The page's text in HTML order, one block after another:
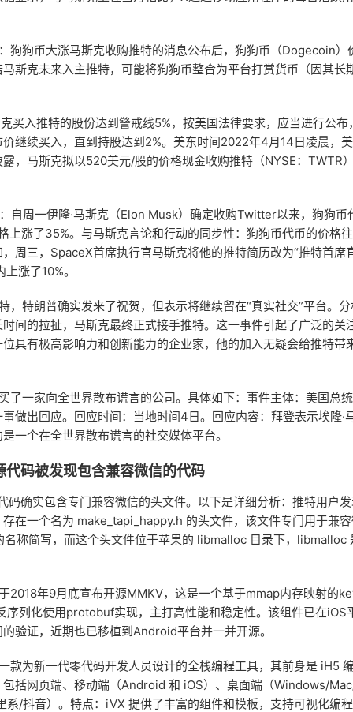
狗狗币大涨马斯克收购推特的消息公布后，狗狗币（Dogecoin）
斯克未来入主推特，可能将狗狗币整合为平台打赏货币（因其长
买入推特的股份达到警戒线5%，按美国法律要求，应当进行公布
继续买入，直到持股达到2%。美东时间2022年4月14日凌晨，
，马斯克拟以520美元/股的价格现金收购推特（NYSE：TWTR
自周一伊隆·马斯克（Elon Musk）确定收购Twitter以来，狗狗币
上涨了35%。与马斯克言论和行动的同步性：狗狗币代币的价格
周三，SpaceX首席执行官马斯克将他的推特简历改为“推特首席
涨了10%。
，特朗普确实发来了祝贺，但表示将继续留在“真实社交”平台。
间的拉扯，马斯克最终正式接手推特。这一事件引起了广泛的关
具有极高影响力和创新能力的企业家，他的加入无疑会给推特带
了一家向全世界散布谎言的公司。具体如下：事件主体：美国总
做出回应。回应时间：当地时间4日。回应内容：拜登表示埃隆·
一个在全世界散布谎言的社交媒体平台。
代码被发现包含兼容微信的代码
码确实包含专门兼容微信的头文件。以下是详细分析：推特用户
在一个名为 make_tapi_happy.h 的头文件，该文件专门用于兼
名称简写，而这个头文件位于苹果的 libmalloc 目录下，libmalloc
2018年9月底宣布开源MMKV，这是一个基于mmap内存映射的
序列化使用protobuf实现，主打高性能和稳定性。该组件已在iOS
验证，近期也已移植到Android平台并一并开源。
款为新一代零代码开发人员设计的全栈编程工具，其前身是 iH5
包括网页端、移动端（Android 和 iOS）、桌面端（Windows/
系/抖音）。特点：iVX 提供了丰富的组件和模板，支持可视化编